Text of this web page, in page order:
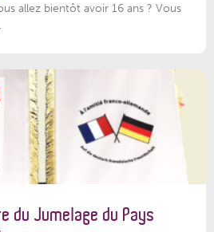
allez bientôt avoir 16 ans ? Vous
du Jumelage du Pays